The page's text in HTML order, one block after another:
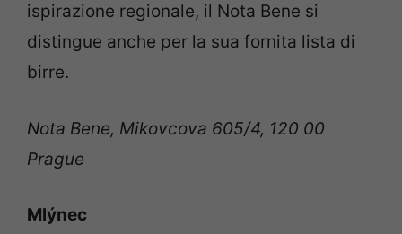
ispirazione regionale, il Nota Bene si
distingue anche per la sua fornita lista di
birre.
Nota Bene, Mikovcova 605/4, 120 00
Prague
Mlýnec